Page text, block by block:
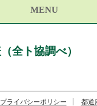
MENU
全ト協調べ）
ライバシーポリシー
都道